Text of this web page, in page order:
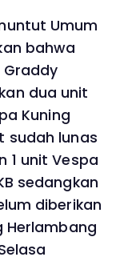
Umum
bahwa
dua unit
Kuning
sudah lunas
1 unit Vespa
sedangkan
diberikan
Herlambang